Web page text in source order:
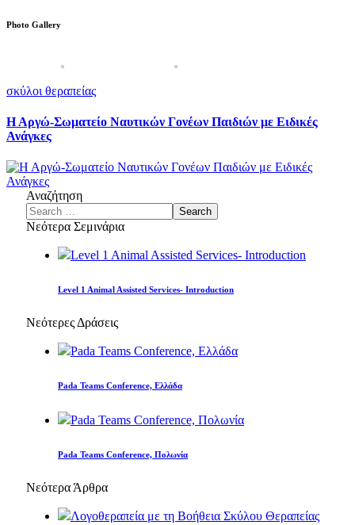
Photo Gallery
σκύλοι θεραπείας
Η Αργώ-Σωματείο Ναυτικών Γονέων Παιδιών με Ειδικές
Ανάγκες
Αναζήτηση
Νεότερα Σεμινάρια
Level 1 Animal Assisted Services- Introduction
Νεότερες Δράσεις
Pada Teams Conference, Ελλάδα
Pada Teams Conference, Πολωνία
Νεότερα Άρθρα